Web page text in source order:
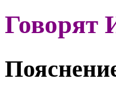
Говорят